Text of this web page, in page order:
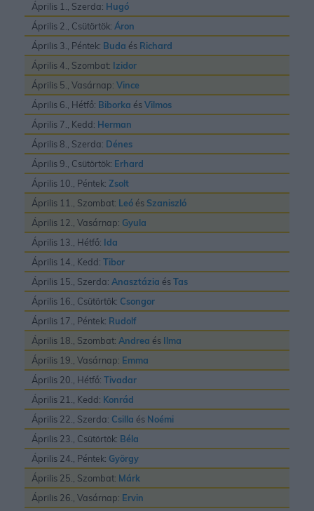
Április 1., Szerda: Hugó
Április 2., Csütörtök: Áron
Április 3., Péntek: Buda és Richard
Április 4., Szombat: Izidor
Április 5., Vasárnap: Vince
Április 6., Hétfő: Biborka ésVilmos
Április 7., Kedd: Herman
Április 8., Szerda: Dénes
Április 9., Csütörtök: Erhard
Április 10., Péntek: Zsolt
Április 11., Szombat: Leó és Szaniszló
Április 12., Vasárnap: Gyula
Április 13., Hétfő: Ida
Április 14., Kedd: Tibor
Április 15., Szerda: Anasztázia ésTas
Április 16., Csütörtök: Csongor
Április 17., Péntek: Rudolf
Április 18., Szombat: Andrea és Ilma
Április 19., Vasárnap: Emma
Április 20., Hétfő: Tivadar
Április 21., Kedd: Konrád
Április 22., Szerda: Csilla és Noémi
Április 23., Csütörtök: Béla
Április 24., Péntek: György
Április 25., Szombat: Márk
Április 26., Vasárnap: Ervin